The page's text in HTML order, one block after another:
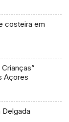
costeira em
Açores
Delgada